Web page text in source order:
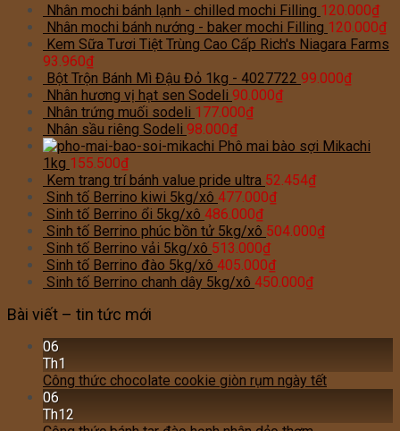
Nhân mochi bánh lạnh - chilled mochi Filling 120.000₫
Nhân mochi bánh nướng - baker mochi Filling 120.000₫
Kem Sữa Tươi Tiệt Trùng Cao Cấp Rich's Niagara Farms
93.960₫
Bột Trộn Bánh Mì Đậu Đỏ 1kg - 4027722 99.000₫
Nhân hương vị hạt sen Sodeli 90.000₫
Nhân trứng muối sodeli 177.000₫
Nhân sầu riêng Sodeli 98.000₫
Phô mai bào sợi Mikachi
1kg 155.500₫
Kem trang trí bánh value pride ultra 52.454₫
Sinh tố Berrino kiwi 5kg/xô 477.000₫
Sinh tố Berrino ổi 5kg/xô 486.000₫
Sinh tố Berrino phúc bồn tử 5kg/xô 504.000₫
Sinh tố Berrino vải 5kg/xô 513.000₫
Sinh tố Berrino đào 5kg/xô 405.000₫
Sinh tố Berrino chanh dây 5kg/xô 450.000₫
Bài viết – tin tức mới
06
Th1
Công thức chocolate cookie giòn rụm ngày tết
06
Th12